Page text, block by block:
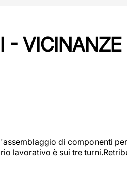
- VICINANZE
di componenti
lavorativo è sui tre